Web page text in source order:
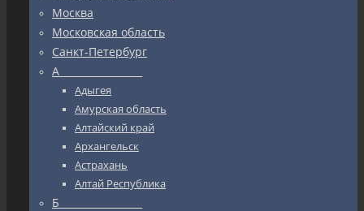
Москва
Московская область
Санкт-Петербург
А_________________
Адыгея
Амурская область
Алтайский край
Архангельск
Астрахань
Алтай Республика
Б_________________